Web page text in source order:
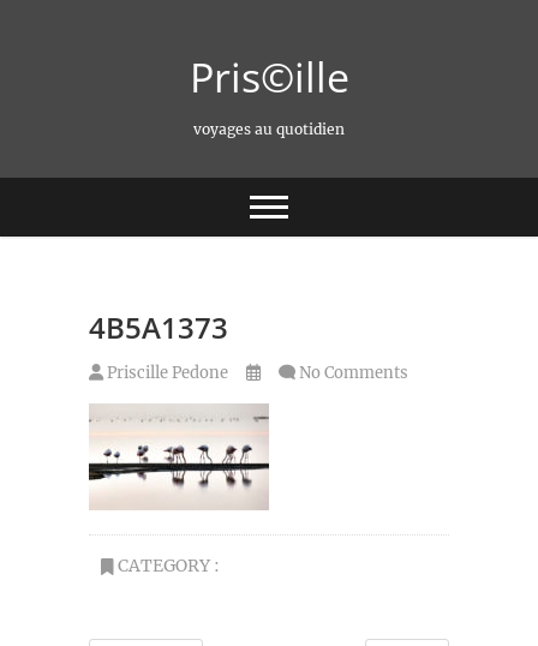
Pris©ille
voyages au quotidien
4B5A1373
Priscille Pedone No Comments
CATEGORY :